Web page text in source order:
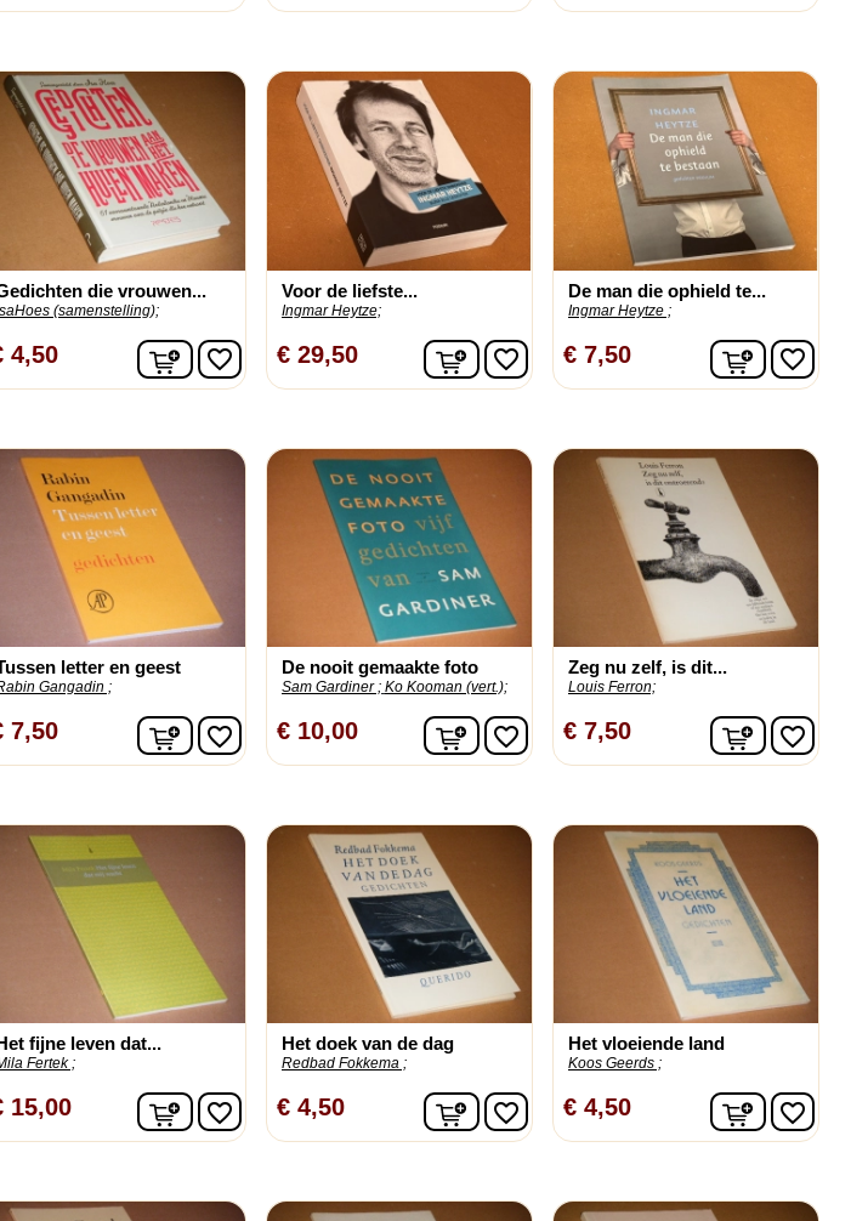
die vrouwen...
(samenstelling);
4,50 In winkelwagen
favorite_border
Voor de liefste...
Ingmar Heytze;
€ 29,50 In winkelwagen
favorite_border
De man die ophield te...
Ingmar Heytze ;
€ 7,50 Infavorite_border
letter en geest
Gangadin ;
7,50 In winkelwagen
favorite_border
De nooit gemaakte foto
Sam Gardiner ; Ko Kooman (vert.);
€ 10,00 In winkelwagen
favorite_border
Zeg nu zelf, is dit...
Louis Ferron;
€ 7,50 Infavorite_border
fijne leven dat...
Fertek ;
15,00 In winkelwagen
favorite_border
Het doek van de dag
Redbad Fokkema ;
€ 4,50 In winkelwagen
favorite_border
Het vloeiende land
Koos Geerds ;
€ 4,50 Infavorite_border